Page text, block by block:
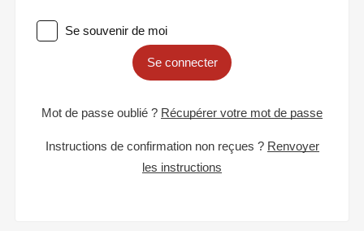
Se souvenir de moi
Se connecter
Mot de passe oublié ? Récupérer votre mot de passe
Instructions de confirmation non reçues ? Renvoyer
les instructions